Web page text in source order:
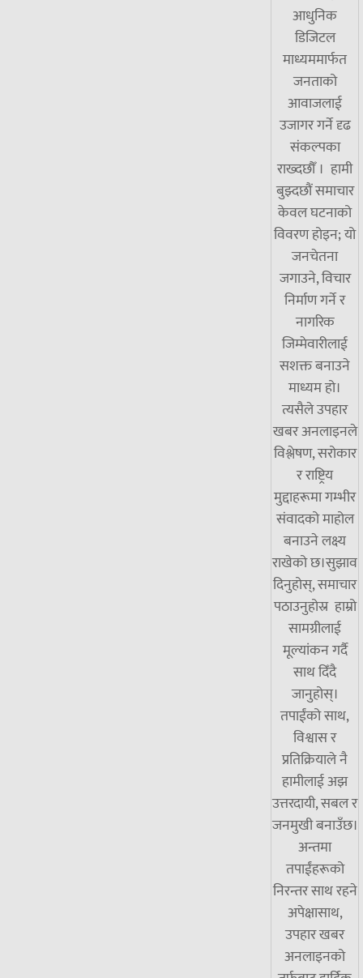
आधुनिक
डिजिटल
माध्यममार्फत
जनताको
आवाजलाई
उजागर गर्ने दृढ
संकल्पका
राख्दछौँ । हामी
बुझ्दछौं समाचार
केवल घटनाको
विवरण होइन; यो
जनचेतना
जगाउने, विचार
निर्माण गर्ने र
नागरिक
जिम्मेवारीलाई
सशक्त बनाउने
माध्यम हो।
त्यसैले उपहार
खबर अनलाइनले
विश्लेषण, सरोकार
र राष्ट्रिय
मुद्दाहरूमा गम्भीर
संवादको माहोल
बनाउने लक्ष्य
राखेको छ।सुझाव
दिनुहोस्, समाचार
पठाउनुहोस्र हाम्रो
सामग्रीलाई
मूल्यांकन गर्दै
साथ दिँदै
जानुहोस्।
तपाईंको साथ,
विश्वास र
प्रतिक्रियाले नै
हामीलाई अझ
उत्तरदायी, सबल र
जनमुखी बनाउँछ।
अन्तमा
तपाईंहरूको
निरन्तर साथ रहने
अपेक्षासाथ,
उपहार खबर
अनलाइनको